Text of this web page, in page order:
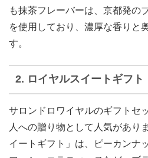
も抹茶フレーバーは、京都発の
を使用しており、濃厚な香りと
す。
2. ロイヤルスイートギフト
サロンドロワイヤルのギフトセ
人への贈り物として人気があり
イートギフト」は、ピーカンナ